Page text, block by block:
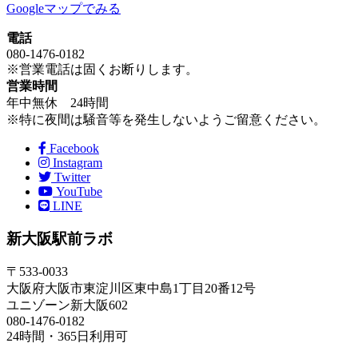
Googleマップでみる
電話
080-1476-0182
※営業電話は固くお断りします。
営業時間
年中無休 24時間
※特に夜間は騒音等を発生しないようご留意ください。
Facebook
Instagram
Twitter
YouTube
LINE
新大阪駅前ラボ
〒533-0033
大阪府大阪市東淀川区東中島1丁目20番12号
ユニゾーン新大阪602
080-1476-0182
24時間・365日利用可